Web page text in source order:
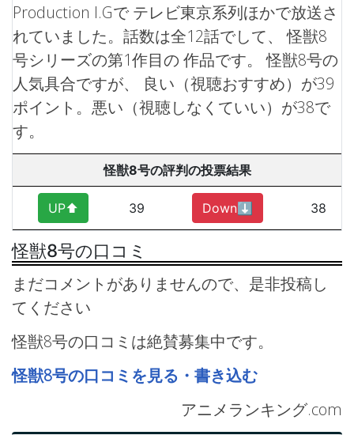
Production I.Gで テレビ東京系列ほかで放送さ
れていました。話数は全12話でして、 怪獣8
号シリーズの第1作目の 作品です。
怪獣8号の
人気具合ですが、 良い（視聴おすすめ）が39
ポイント。悪い（視聴しなくていい）が38で
す。
怪獣8号の評判の投票結果
UP⬆︎ 39 Down⬇︎ 38
怪獣8号の口コミ
まだコメントがありませんので、是非投稿し
てください
怪獣8号の口コミは絶賛募集中です。
怪獣8号の口コミを見る・書き込む
アニメランキング.com